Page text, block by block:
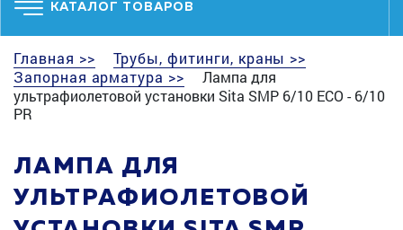
КАТАЛОГ ТОВАРОВ
Главная >>
Трубы, фитинги, краны >>
Запорная арматура >>
Лампа для
ультрафиолетовой установки Sita SMP 6/10 ECO - 6/10
PR
ЛАМПА ДЛЯ
УЛЬТРАФИОЛЕТОВОЙ